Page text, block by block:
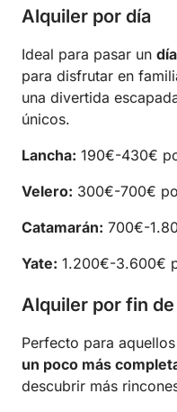
Alquiler por día
Ideal para pasar un
para disfrutar en
una divertida
únicos.
Lancha: 190€-430€
Velero: 300€-700€
Catamarán: 700€-
Yate: 1.200€-3.600€
Alquiler por fin
Perfecto para
un poco más
descubrir más